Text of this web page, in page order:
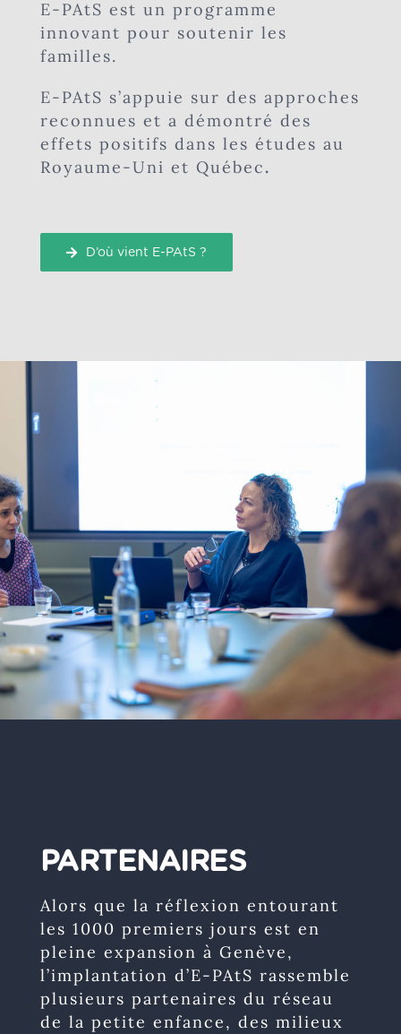
E-PAtS est un programme
innovant pour soutenir les
familles.
E-PAtS s’appuie sur des approches
reconnues et a démontré des
effets positifs dans les études au
Royaume-Uni et Québec.
D’où vient E-PAtS ?
PARTENAIRES
Alors que la réflexion entourant
les 1000 premiers jours est en
pleine expansion à Genève,
l’implantation d’E-PAtS rassemble
plusieurs partenaires du réseau
de la petite enfance, des milieux